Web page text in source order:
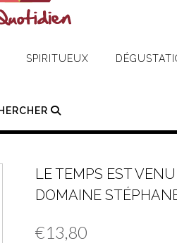
SPIRITUEUX
LE TEMPS EST
DOMAINE
€13,80